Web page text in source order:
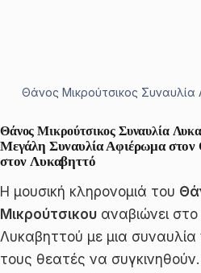
Θάνος Μικρούτσικος Συναυλία
Θάνος Μικρούτσικος Συναυλία
Μεγάλη Συναυλία Αφιέρωμα στον
στον Λυκαβηττό
Η μουσική κληρονομιά του
Μικρούτσικου αναβιώνει
Λυκαβηττού με μια συναυλία
τους θεατές να συγκινηθούν.